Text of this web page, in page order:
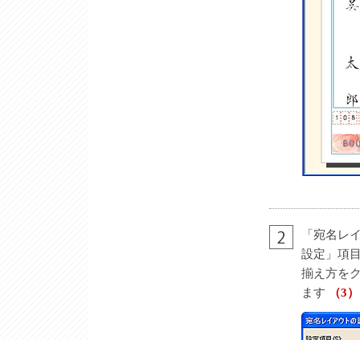
「宛名レ
設定」項
揃え方を
ます
（3）